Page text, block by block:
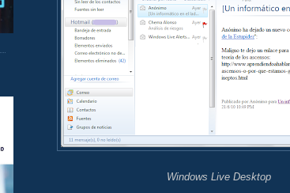
Windows Live Desktop